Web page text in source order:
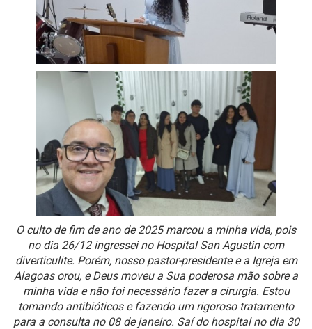
O culto de fim de ano de 2025 marcou a minha vida, pois
no dia 26/12 ingressei no Hospital San Agustin com
diverticulite. Porém, nosso pastor-presidente e a Igreja em
Alagoas orou, e Deus moveu a Sua poderosa mão sobre a
minha vida e não foi necessário fazer a cirurgia. Estou
tomando antibióticos e fazendo um rigoroso tratamento
para a consulta no 08 de janeiro. Saí do hospital no dia 30